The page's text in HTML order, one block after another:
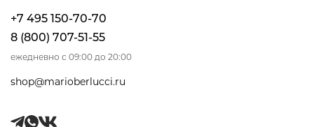
+7 495 150-70-70
8 (800) 707-51-55
ежедневно с 09:00 до 20:00
shop@marioberlucci.ru